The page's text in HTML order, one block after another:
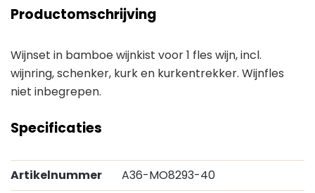
Productomschrijving
Wijnset in bamboe wijnkist voor 1 fles wijn, incl.
wijnring, schenker, kurk en kurkentrekker. Wijnfles
niet inbegrepen.
Specificaties
Artikelnummer
A36-MO8293-40